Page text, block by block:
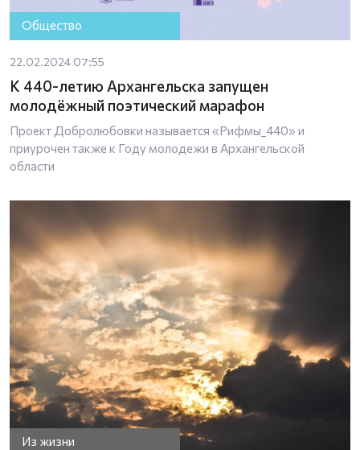
Общество
22.02.2024 07:55
К 440-летию Архангельска запущен
молодёжный поэтический марафон
Проект Добролюбовки называется «Рифмы_440» и
приурочен также к Году молодежи в Архангельской
области
Из жизни